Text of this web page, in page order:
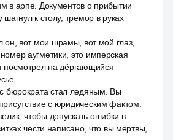
в арпе. Документов о прибытии
к столу, тремор в руках
он, вот мои шрамы, вот мой глаз,
аугметики, это имперская
посмотрел на дёргающийся
бюрократа стал ледяным. Вы
с юридическим фактом.
чтобы допускать ошибки в
чести написано, что вы мертвы,